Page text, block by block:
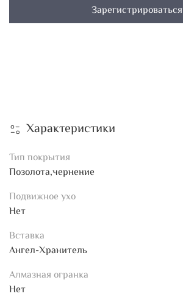
Зарегистрироваться
Характеристики
Тип покрытия
Позолота,чернение
Подвижное ухо
Нет
Вставка
Ангел-Хранитель
Алмазная огранка
Нет